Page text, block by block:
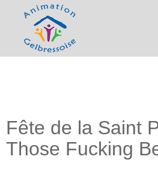
Fête de la Saint
Those Fucking